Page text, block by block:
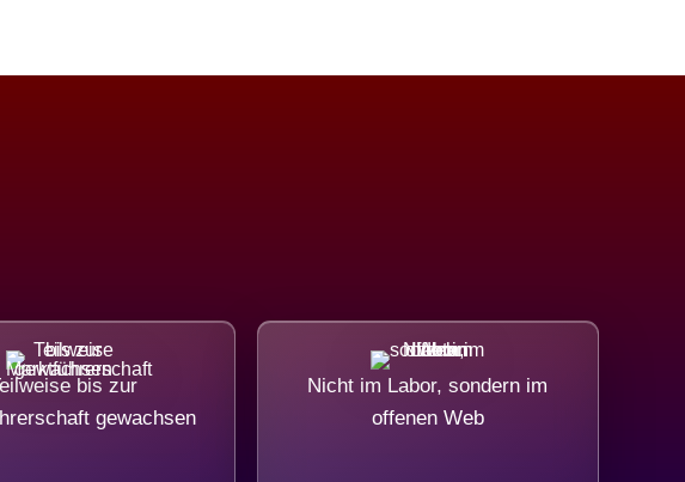
bis zur
gewachsen
Nicht im Labor, sondern im
offenen Web